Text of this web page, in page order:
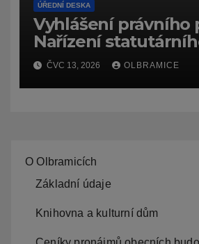
ÚŘEDNÍ DESKA
Vyhlášení právního
Nařízení
Ostravy, o záměru
zpracování lesních
hospodářských
ČVC 13, 2026 OLBRAMICE
O Olbramicích
Základní údaje
Knihovna a kulturní dům